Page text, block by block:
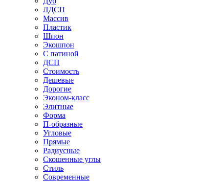
ЛДСП
Массив
Пластик
Шпон
Экошпон
С патиной
ДСП
Стоимость
Дешевые
Дорогие
Эконом-класс
Элитные
Форма
П-образные
Угловые
Прямые
Радиусные
Скошенные углы
Стиль
Современные